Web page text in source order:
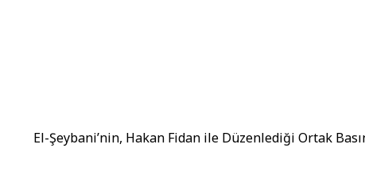
El-Şeybani’nin, Hakan Fidan ile Düzenlediği Ortak